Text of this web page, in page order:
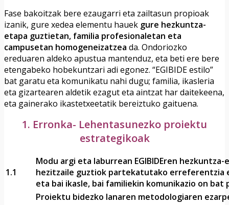
Fase bakoitzak bere ezaugarri eta zailtasun propioak
izanik, gure xedea elementu hauek gure hezkuntza-
etapa guztietan, familia profesionaletan eta
campusetan homogeneizatzea da. Ondoriozko
ereduaren aldeko apustua mantenduz, eta beti ere bere
etengabeko hobekuntzari adi egonez. “EGIBIDE estilo”
bat garatu eta komunikatu nahi dugu; familia, ikasleria
eta gizartearen aldetik ezagut eta aintzat har daitekeena,
eta gainerako ikastetxeetatik bereiztuko gaituena.
1. Erronka- Lehentasunezko proiektu
estrategikoak
1.1
Modu argi eta laburrean EGIBIDEren
hezitzaile guztiok partekatutako erreferentzia
eta bai ikasle, bai familiekin komunikazio on bat
Proiektu bidezko lanaren metodologiaren